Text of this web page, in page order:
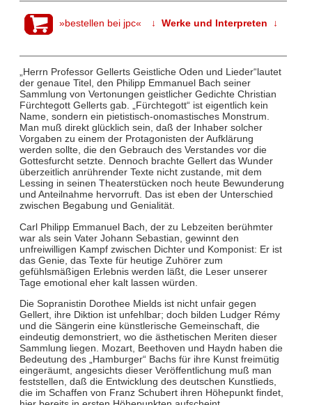
»bestellen bei jpc« ↓ Werke und Interpreten ↓
„Herrn Professor Gellerts Geistliche Oden und Lieder“lautet
der genaue Titel, den Philipp Emmanuel Bach seiner
Sammlung von Vertonungen geistlicher Gedichte Christian
Fürchtegott Gellerts gab. „Fürchtegott“ ist eigentlich kein
Name, sondern ein pietistisch-onomastisches Monstrum.
Man muß direkt glücklich sein, daß der Inhaber solcher
Vorgaben zu einem der Protagonisten der Aufklärung
werden sollte, die den Gebrauch des Verstandes vor die
Gottesfurcht setzte. Dennoch brachte Gellert das Wunder
überzeitlich anrührender Texte nicht zustande, mit dem
Lessing in seinen Theaterstücken noch heute Bewunderung
und Anteilnahme hervorruft. Das ist eben der Unterschied
zwischen Begabung und Genialität.
Carl Philipp Emmanuel Bach, der zu Lebzeiten berühmter
war als sein Vater Johann Sebastian, gewinnt den
unfreiwilligen Kampf zwischen Dichter und Komponist: Er ist
das Genie, das Texte für heutige Zuhörer zum
gefühlsmäßigen Erlebnis werden läßt, die Leser unserer
Tage emotional eher kalt lassen würden.
Die Sopranistin Dorothee Mields ist nicht unfair gegen
Gellert, ihre Diktion ist unfehlbar; doch bilden Ludger Rémy
und die Sängerin eine künstlerische Gemeinschaft, die
eindeutig demonstriert, wo die ästhetischen Meriten dieser
Sammlung liegen. Mozart, Beethoven und Haydn haben die
Bedeutung des „Hamburger“ Bachs für ihre Kunst freimütig
eingeräumt, angesichts dieser Veröffentlichung muß man
feststellen, daß die Entwicklung des deutschen Kunstlieds,
die im Schaffen von Franz Schubert ihren Höhepunkt findet,